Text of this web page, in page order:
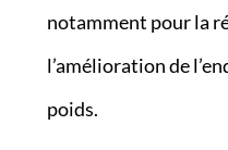
notamment pour la
l’amélioration de
poids.